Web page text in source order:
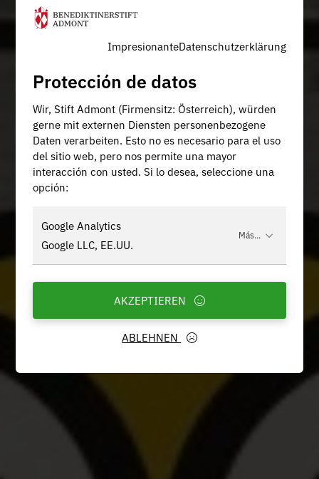
ImpresionanteDatenschutzerklärung
Protección de datos
Wir, Stift Admont (Firmensitz: Österreich), würden
gerne mit externen Diensten personenbezogene
Daten verarbeiten. Esto no es necesario para el uso
del sitio web, pero nos permite una mayor
interacción con usted. Si lo desea, seleccione una
opción:
Google Analytics
Google LLC, EE.UU.
Más...
ABLEHNEN
AKZEPTIEREN